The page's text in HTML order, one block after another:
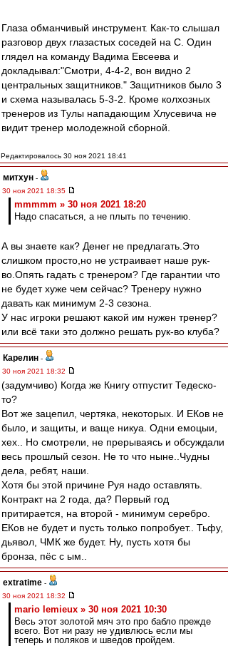
Глаза обманчивый инструмент. Как-то слышал
разговор двух глазастых соседей на C. Один
глядел на команду Вадима Евсеева и
докладывал:"Смотри, 4-4-2, вон видно 2
центральных защитников." Защитников было 3
и схема называлась 5-3-2. Кроме колхозных
тренеров из Тулы нападающим Хлусевича не
видит тренер молодежной сборной.
Редактировалось 30 ноя 2021 18:41
митхун -
30 ноя 2021 18:35
mmmmm » 30 ноя 2021 18:20
Надо спасаться, а не плыть по течению.
А вы знаете как? Денег не предлагать.Это
слишком просто,но не устраивает наше рук-
во.Опять гадать с тренером? Где гарантии что
не будет хуже чем сейчас? Тренеру нужно
давать как минимум 2-3 сезона.
У нас игроки решают какой им нужен тренер?
или всё таки это должно решать рук-во клуба?
Карелин -
30 ноя 2021 18:32
(задумчиво) Когда же Книгу отпустит Тедеско-
то?
Вот же зацепил, чертяка, некоторых. И ЕКов не
было, и защиты, и ваще никуа. Одни емоцыи,
хех.. Но смотрели, не прерываясь и обсуждали
весь прошлый сезон. Не то что ныне..Чудны
дела, ребят, наши.
Хотя бы этой причине Руя надо оставлять.
Контракт на 2 года, да? Первый год
притирается, на второй - минимум серебро.
ЕКов не будет и пусть только попробует.. Тьфу,
дьявол, ЧМК же будет. Ну, пусть хотя бы
бронза, пёс с ым..
extratime -
30 ноя 2021 18:32
mario lemieux » 30 ноя 2021 10:30
Весь этот золотой мяч это про бабло прежде
всего. Вот ни разу не удивлюсь если мы
теперь и поляков и шведов пройдем.